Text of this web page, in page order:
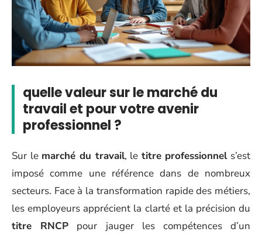
quelle valeur sur le marché du
travail et pour votre avenir
professionnel ?
Sur le marché du travail, le titre professionnels’est
imposé comme une référence dans de nombreux
secteurs. Face à la transformation rapide des métiers,
les employeurs apprécient la clarté et la précision du
titre RNCP pour jauger les compétences d’un